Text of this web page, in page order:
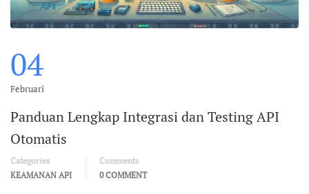
04
Februari
Panduan Lengkap Integrasi dan Testing API
Otomatis
Categories
KEAMANAN API
Comments
0 COMMENT